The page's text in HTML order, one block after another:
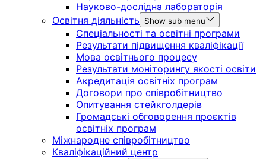
Науково-дослідна лабораторія
Освітня діяльність
Show sub menu
Спеціальності та освітні програми
Результати підвищення кваліфікації
Мова освітнього процесу
Результати моніторингу якості освіти
Акредитація освітніх програм
Договори про співробітництво
Опитування стейкголдерів
Громадські обговорення проєктів
освітніх програм
Міжнародне співробітництво
Кваліфікаційний центр